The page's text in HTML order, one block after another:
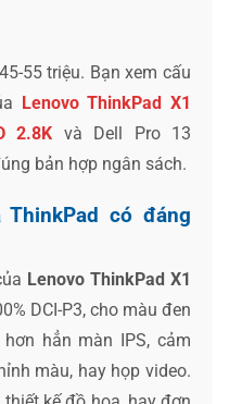
55 triệu. Bạn xem cấu
Lenovo ThinkPad X1
2.8K và Dell Pro 13
bản hợp ngân sách.
ThinkPad có đáng
Lenovo ThinkPad X1
DCI-P3, cho màu đen
hẳn màn IPS, cảm
màu, hay họp video.